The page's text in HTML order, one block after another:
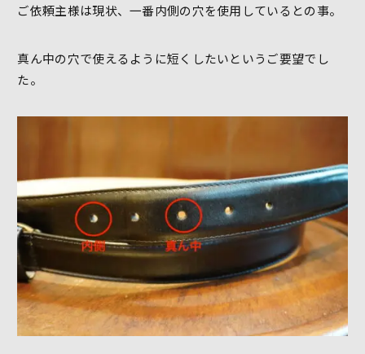
ご依頼主様は現状、一番内側の穴を使用しているとの事。
真ん中の穴で使えるように短くしたいというご要望でし
た。